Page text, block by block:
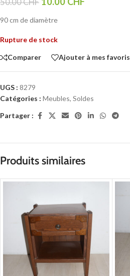
90 cm de diamètre
Rupture de stock
Comparer Ajouter à mes favoris
UGS : 8279
Catégories : Meubles, Soldes
Partager :
Produits similaires